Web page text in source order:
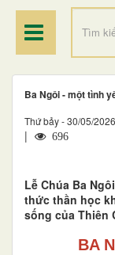
Ba Ngôi - một tình
Thứ bảy - 30/05/
|
696
Lễ Chúa Ba
thức thần học
sống của Thiên
BA